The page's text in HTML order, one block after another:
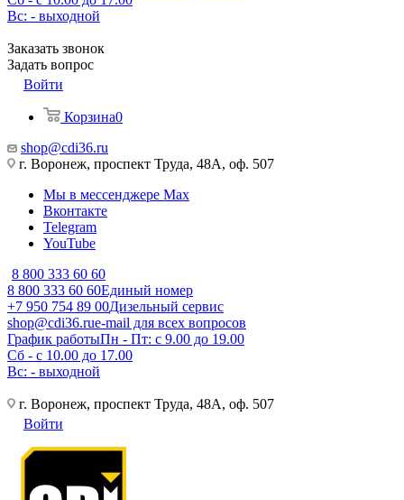
Вс: - выходной
Заказать звонок
Задать вопрос
Войти
Корзина0
shop@cdi36.ru
г. Воронеж, проспект Труда, 48А, оф. 507
Мы в мессенджере Max
Вконтакте
Telegram
YouTube
8 800 333 60 60
8 800 333 60 60Единый номер
+7 950 754 89 00Дизельный сервис
shop@cdi36.rue-mail для всех вопросов
График работыПн - Пт: с 9.00 до 19.00
Сб - с 10.00 до 17.00
Вс: - выходной
г. Воронеж, проспект Труда, 48А, оф. 507
Войти